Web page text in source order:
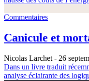
Commentaires
Canicule et
Nicolas Larchet - 26
Dans un livre traduit
analyse éclairante des